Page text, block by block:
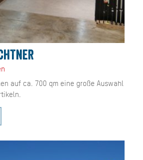
auf ca. 700 qm eine große Auswahl